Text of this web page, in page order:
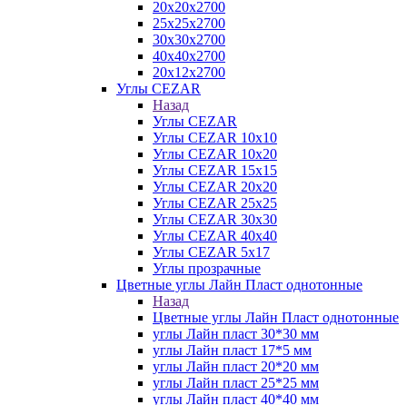
20х20х2700
25х25х2700
30х30х2700
40х40х2700
20х12х2700
Углы CEZAR
Назад
Углы CEZAR
Углы CEZAR 10х10
Углы CEZAR 10х20
Углы CEZAR 15х15
Углы CEZAR 20х20
Углы CEZAR 25х25
Углы CEZAR 30х30
Углы CEZAR 40х40
Углы CEZAR 5х17
Углы прозрачные
Цветные углы Лайн Пласт однотонные
Назад
Цветные углы Лайн Пласт однотонные
углы Лайн пласт 30*30 мм
углы Лайн пласт 17*5 мм
углы Лайн пласт 20*20 мм
углы Лайн пласт 25*25 мм
углы Лайн пласт 40*40 мм